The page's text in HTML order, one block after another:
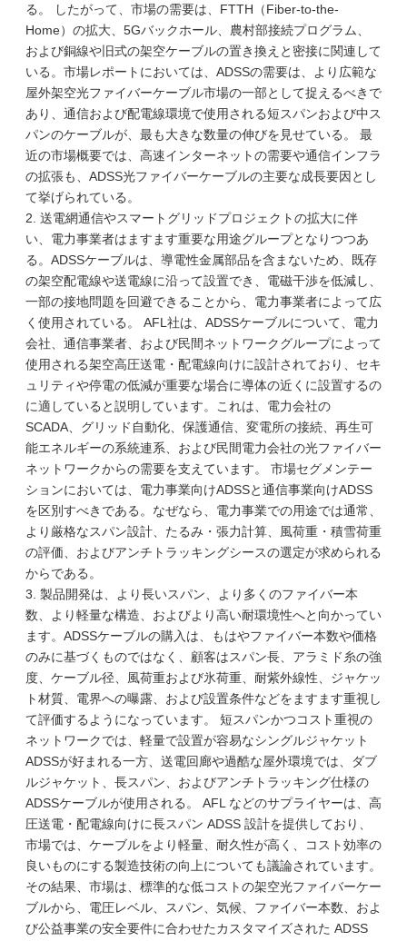
る。 したがって、市場の需要は、FTTH（Fiber-to-the-
Home）の拡大、5Gバックホール、農村部接続プログラム、
および銅線や旧式の架空ケーブルの置き換えと密接に関連して
いる。市場レポートにおいては、ADSSの需要は、より広範な
屋外架空光ファイバーケーブル市場の一部として捉えるべきで
あり、通信および配電線環境で使用される短スパンおよび中ス
パンのケーブルが、最も大きな数量の伸びを見せている。 最
近の市場概要では、高速インターネットの需要や通信インフラ
の拡張も、ADSS光ファイバーケーブルの主要な成長要因とし
て挙げられている。
2. 送電網通信やスマートグリッドプロジェクトの拡大に伴
い、電力事業者はますます重要な用途グループとなりつつあ
る。ADSSケーブルは、導電性金属部品を含まないため、既存
の架空配電線や送電線に沿って設置でき、電磁干渉を低減し、
一部の接地問題を回避できることから、電力事業者によって広
く使用されている。 AFL社は、ADSSケーブルについて、電力
会社、通信事業者、および民間ネットワークグループによって
使用される架空高圧送電・配電線向けに設計されており、セキ
ュリティや停電の低減が重要な場合に導体の近くに設置するの
に適していると説明しています。これは、電力会社の
SCADA、グリッド自動化、保護通信、変電所の接続、再生可
能エネルギーの系統連系、および民間電力会社の光ファイバー
ネットワークからの需要を支えています。 市場セグメンテー
ションにおいては、電力事業向けADSSと通信事業向けADSS
を区別すべきである。なぜなら、電力事業での用途では通常、
より厳格なスパン設計、たるみ・張力計算、風荷重・積雪荷重
の評価、およびアンチトラッキングシースの選定が求められる
からである。
3. 製品開発は、より長いスパン、より多くのファイバー本
数、より軽量な構造、およびより高い耐環境性へと向かってい
ます。ADSSケーブルの購入は、もはやファイバー本数や価格
のみに基づくものではなく、顧客はスパン長、アラミド糸の強
度、ケーブル径、風荷重および氷荷重、耐紫外線性、ジャケッ
ト材質、電界への曝露、および設置条件などをますます重視し
て評価するようになっています。 短スパンかつコスト重視の
ネットワークでは、軽量で設置が容易なシングルジャケット
ADSSが好まれる一方、送電回廊や過酷な屋外環境では、ダブ
ルジャケット、長スパン、およびアンチトラッキング仕様の
ADSSケーブルが使用される。 AFL などのサプライヤーは、高
圧送電・配電線向けに長スパン ADSS 設計を提供しており、
市場では、ケーブルをより軽量、耐久性が高く、コスト効率の
良いものにする製造技術の向上についても議論されています。
その結果、市場は、標準的な低コストの架空光ファイバーケー
ブルから、電圧レベル、スパン、気候、ファイバー本数、およ
び公益事業の安全要件に合わせたカスタマイズされた ADSS